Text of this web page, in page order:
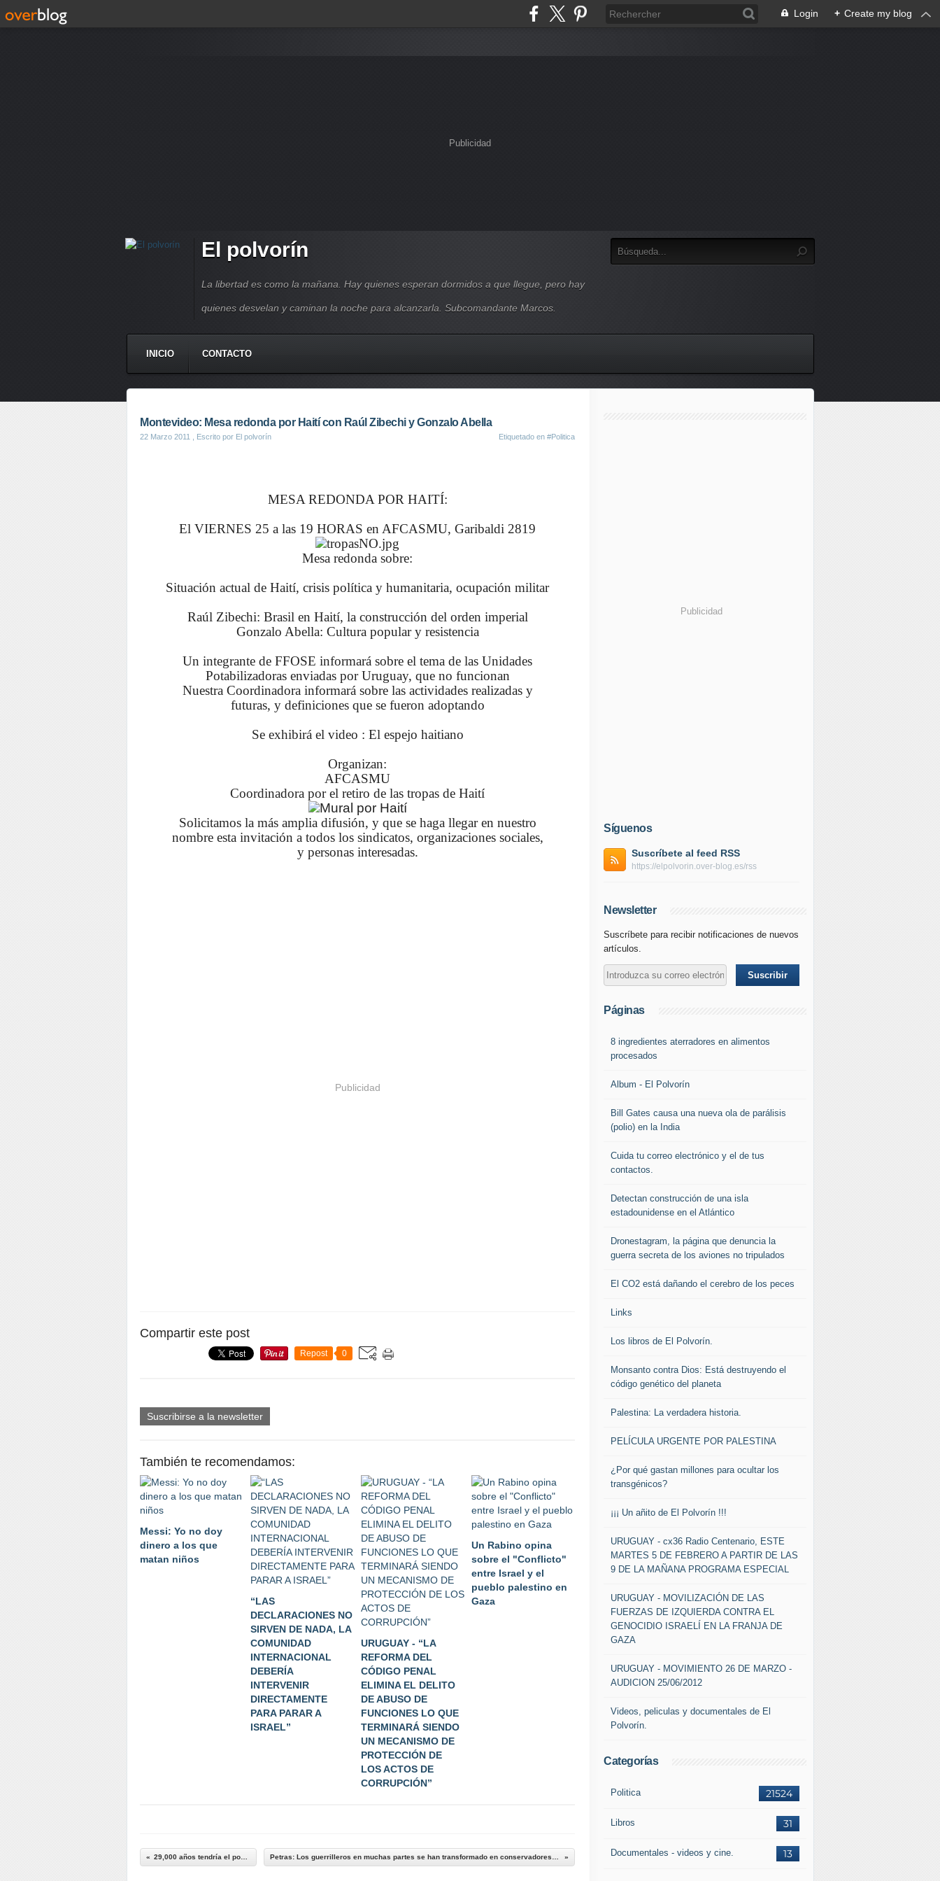
Login + Create my blog
Publicidad
El polvorín
La libertad es como la mañana. Hay quienes esperan dormidos a que llegue, pero hay
quienes desvelan y caminan la noche para alcanzarla. Subcomandante Marcos.
INICIO CONTACTO
Montevideo: Mesa redonda por Haití con Raúl Zibechi y Gonzalo Abella
22 Marzo 2011 , Escrito por El polvorín Etiquetado en #Politica
MESA REDONDA POR HAITÍ:
El VIERNES 25 a las 19 HORAS en AFCASMU, Garibaldi 2819
Mesa redonda sobre:
Situación actual de Haití, crisis política y humanitaria, ocupación militar
Raúl Zibechi: Brasil en Haití, la construcción del orden imperial
Gonzalo Abella: Cultura popular y resistencia
Un integrante de FFOSE informará sobre el tema de las Unidades
Potabilizadoras enviadas por Uruguay, que no funcionan
Nuestra Coordinadora informará sobre las actividades realizadas y
futuras, y definiciones que se fueron adoptando
Se exhibirá el video : El espejo haitiano
Organizan:
AFCASMU
Coordinadora por el retiro de las tropas de Haití
Solicitamos la más amplia difusión, y que se haga llegar en nuestro
nombre esta invitación a todos los sindicatos, organizaciones sociales,
y personas interesadas.
Publicidad
Compartir este post
Repost 0
Suscribirse a la newsletter
También te recomendamos:
Messi: Yo no doy
dinero a los que
matan niños
“LAS
DECLARACIONES NO
SIRVEN DE NADA, LA
COMUNIDAD
INTERNACIONAL
DEBERÍA
INTERVENIR
DIRECTAMENTE
PARA PARAR A
ISRAEL”
URUGUAY - “LA
REFORMA DEL
CÓDIGO PENAL
ELIMINA EL DELITO
DE ABUSO DE
FUNCIONES LO QUE
TERMINARÁ SIENDO
UN MECANISMO DE
PROTECCIÓN DE
LOS ACTOS DE
CORRUPCIÓN”
Un Rabino opina
sobre el "Conflicto"
entre Israel y el
pueblo palestino en
Gaza
Publicidad
Síguenos
Suscríbete al feed RSS
https://elpolvorin.over-blog.es/rss
Newsletter
Suscríbete para recibir notificaciones de nuevos
artículos.
Páginas
8 ingredientes aterradores en alimentos
procesados
Album - El Polvorín
Bill Gates causa una nueva ola de parálisis
(polio) en la India
Cuida tu correo electrónico y el de tus
contactos.
Detectan construcción de una isla
estadounidense en el Atlántico
Dronestagram, la página que denuncia la
guerra secreta de los aviones no tripulados
El CO2 está dañando el cerebro de los peces
Links
Los libros de El Polvorín.
Monsanto contra Dios: Está destruyendo el
código genético del planeta
Palestina: La verdadera historia.
PELÍCULA URGENTE POR PALESTINA
¿Por qué gastan millones para ocultar los
transgénicos?
¡¡¡ Un añito de El Polvorín !!!
URUGUAY - cx36 Radio Centenario, ESTE
MARTES 5 DE FEBRERO A PARTIR DE LAS
9 DE LA MAÑANA PROGRAMA ESPECIAL
URUGUAY - MOVILIZACIÓN DE LAS
FUERZAS DE IZQUIERDA CONTRA EL
GENOCIDIO ISRAELÍ EN LA FRANJA DE
GAZA
URUGUAY - MOVIMIENTO 26 DE MARZO -
AUDICION 25/06/2012
Videos, peliculas y documentales de El
Polvorín.
Categorías
21524
Politica
31
Libros
13
Documentales - videos y cine.